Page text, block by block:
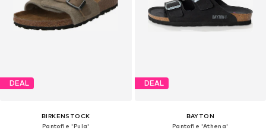
DEAL
BIRKENSTOCK
Pantofle 'Pula'
DEAL
BAYTON
Pantofle 'Athena'